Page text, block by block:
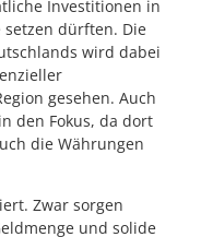
Investitionen in
dürften. Die
wird dabei
gesehen. Auch
den Fokus, da dort
die Währungen
Zwar sorgen
und solide